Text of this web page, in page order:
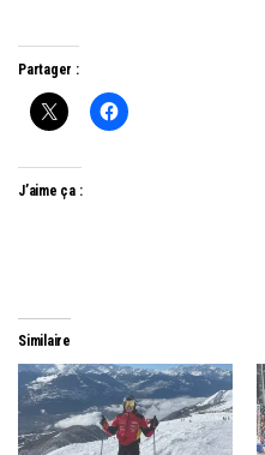
Partager :
J’aime ça :
Similaire